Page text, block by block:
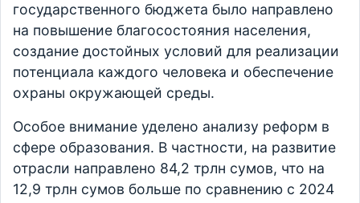
государственного бюджета было направлено
на повышение благосостояния населения,
создание достойных условий для реализации
потенциала каждого человека и обеспечение
охраны окружающей среды.
Особое внимание уделено анализу реформ в
сфере образования. В частности, на развитие
отрасли направлено 84,2 трлн сумов, что на
12,9 трлн сумов больше по сравнению с 2024